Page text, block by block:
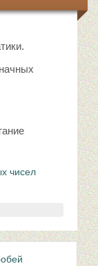
чисел